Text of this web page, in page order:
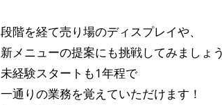
段階を経て売り場のディスプレイや、
新メニューの提案にも挑戦してみましょう
未経験スタートも1年程で
一通りの業務を覚えていただけます！